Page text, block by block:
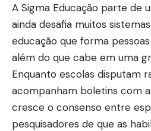
A Sigma Educação parte de
ainda desafia muitos
educação que forma
além do que cabe em uma
Enquanto escolas disputam
acompanham boletins com
cresce o consenso entre
pesquisadores de que as